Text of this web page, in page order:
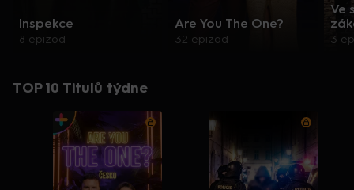
Inspekce
8 epizod
Are You The One?
32 epizod
Ve
3
TOP 10 Titulů týdne